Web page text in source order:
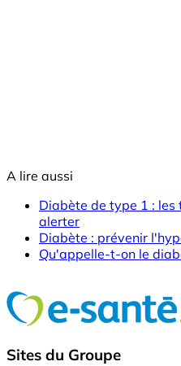
A lire aussi
Diabète de type 1 :
alerter
Diabète : prévenir
Qu'appelle-t-on le
Sites du Groupe